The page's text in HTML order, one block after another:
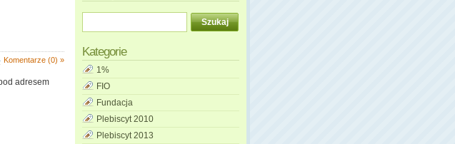
Komentarze (0) »
adresem
Kategorie
1%
FIO
Fundacja
Plebiscyt 2010
Plebiscyt 2013